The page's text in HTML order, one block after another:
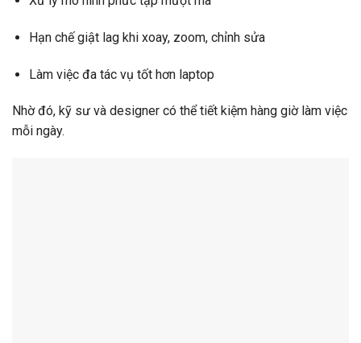
Hạn chế giật lag khi xoay, zoom, chỉnh sửa
Làm việc đa tác vụ tốt hơn laptop
Nhờ đó, kỹ sư và designer có thể tiết kiệm hàng giờ làm việc
mỗi ngày.